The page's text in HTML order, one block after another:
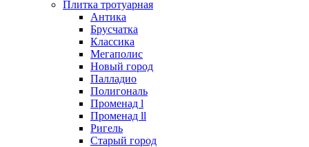
Плитка тротуарная
Антика
Брусчатка
Классика
Мегаполис
Новый город
Палладио
Полигональ
Променад l
Променад ll
Ригель
Старый город